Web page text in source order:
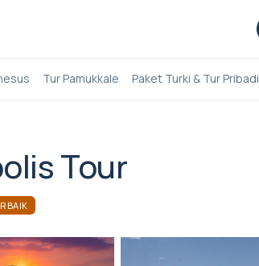
Tur Pamukkale Paket Turki & Tur Pribadi
Tour